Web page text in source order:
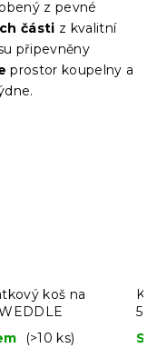
z pevné
části z kvalitní
připevněny
prostor koupelny a
koš na
(>10 ks)
50